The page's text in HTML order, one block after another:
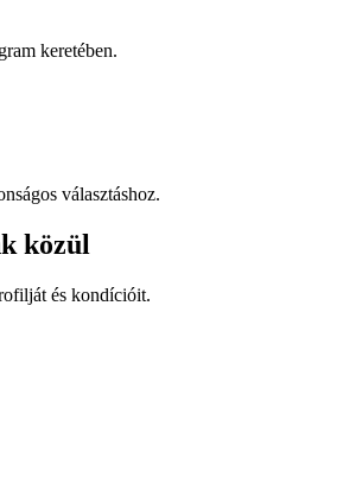
keretében.
választáshoz.
közül
és kondícióit.